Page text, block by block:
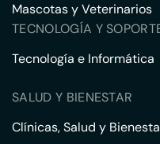
Mascotas y Veterinarios
TECNOLOGÍA Y
Tecnología e Informática
SALUD Y BIENESTAR
Clínicas, Salud y